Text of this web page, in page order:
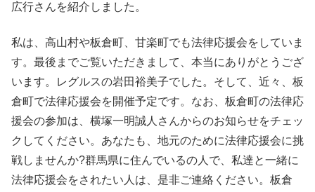
広行さんを紹介しました。
私は、高山村や板倉町、甘楽町でも法律応援会をしていま
す。最後までご覧いただきまして、本当にありがとうござ
います。レグルスの岩田裕美子でした。そして、近々、板
倉町で法律応援会を開催予定です。なお、板倉町の法律応
援会の参加は、横塚一明誠人さんからのお知らせをチェッ
クしてください。あなたも、地元のために法律応援会に挑
戦しませんか?群馬県に住んでいるの人で、私達と一緒に
法律応援会をされたい人は、是非ご連絡ください。板倉